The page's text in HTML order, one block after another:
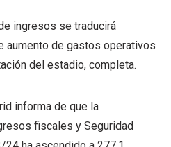
ingresos se traducirá
aumento de gastos operativos
del estadio, completa.
informa de que la
fiscales y Seguridad